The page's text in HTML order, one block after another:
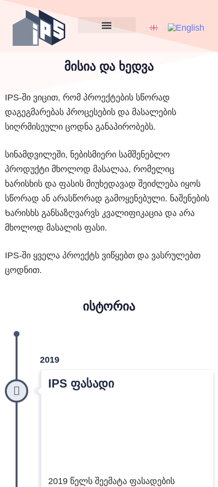
მისია და ხედვა
IPS-ში ვიცით, რომ პროექტების სწორად
დაგეგმარებას პროცესების და მასალების
სიღრმისეული ცოდნა განაპირობებს.
სინამდვილეში, ნებისმიერი სამშენებლო
პროდუქტი მხოლოდ მასალაა, რომელიც
ხარისხის და ფასის მიუხედავად შეიძლება იყოს
სწორად ან არასწორად გამოყენებული. ნაშენების
Ხარისხს განსაზღვარვს კვალიფიკაცია და არა
მხოლოდ მასალის ფასი.
IPS-ში ყველა პროექტს ვიწყებთ და ვასრულებთ
ცოდნით.
ისტორია
2019
IPS ფასადი
2019 წელს შეემატა ფასადების